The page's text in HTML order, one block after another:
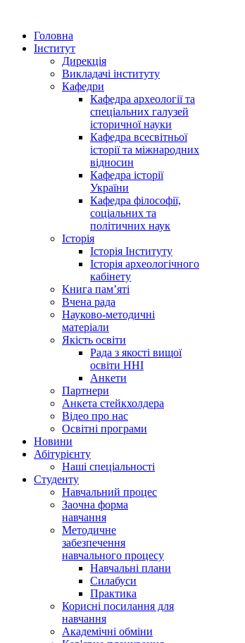
Головна
Інститут
Дирекція
Викладачі інституту
Кафедри
Кафедра археології та
спеціальних галузей
історичної науки
Кафедра всесвітньої
історії та міжнародних
відносин
Кафедра історії
України
Кафедра філософії,
соціальних та
політичних наук
Історія
Історія Інституту
Історія археологічного
кабінету
Книга памʼяті
Вчена рада
Науково-методичні
матеріали
Якість освіти
Рада з якості вищої
освіти ННІ
Анкети
Партнери
Анкета стейкхолдера
Відео про нас
Освітні програми
Hовини
Абітурієнту
Наші спеціальності
Студенту
Навчальний процес
Заочна форма
навчання
Методичне
забезпечення
навчального процесу
Навчальні плани
Силабуси
Практика
Корисні посилання для
навчання
Академічні обміни